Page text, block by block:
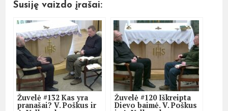
Susiję vaizdo įrašai:
Žuvelė #132 Kas yra
pranašai? V. Poškus ir
Žuvelė #120 Iškreipta
Dievo baimė. V. Poškus